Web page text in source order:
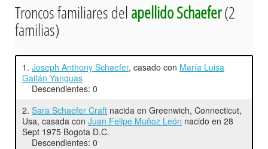
Troncos familiares delapellido Schaefer(2
familias)
1. Joseph Anthony Schaefer, casado con María Luisa
Gaitán Yanguas
Descendientes: 0
2. Sara Schaefer Craft nacida en Greenwich, Connecticut,
Usa, casada con Juan Felipe Muñoz León nacido en 28
Sept 1975 Bogota D.C.
Descendientes: 0